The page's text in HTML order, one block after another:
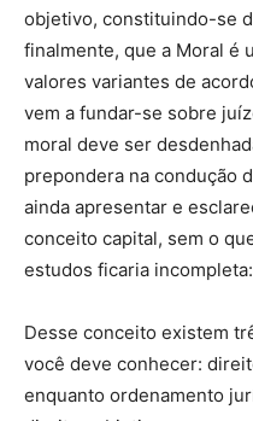
objetivo, constituindo-se
finalmente, que a Moral é
valores variantes de
vem a fundar-se sobre
moral deve ser
prepondera na condução
ainda apresentar e
conceito capital, sem o
estudos ficaria
Desse conceito existem
você deve conhecer:
enquanto ordenamento